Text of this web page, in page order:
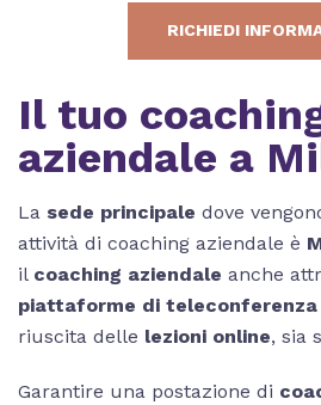
RICHIEDI
Il tuo
aziendale a
La sede principale dove
attività di coaching aziendale è
il coaching aziendale anche
piattaforme di teleconferenza
riuscita delle lezioni online, sia
Garantire una postazione di